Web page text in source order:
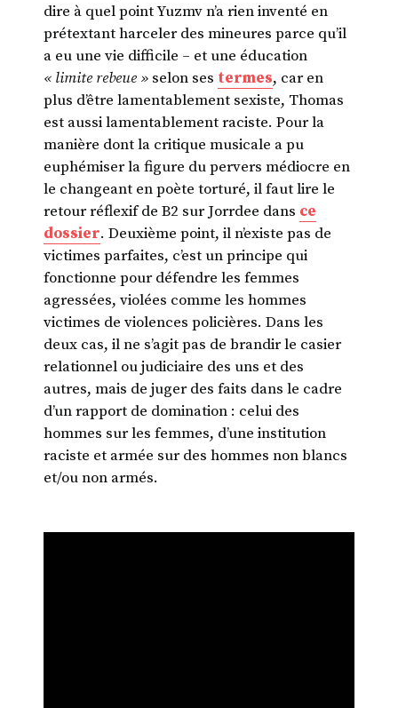
dire à quel point Yuzmv n’a rien inventé en
prétextant harceler des mineures parce qu’il
a eu une vie difficile – et une éducation
« limite rebeue » selon ses termes, car en
plus d’être lamentablement sexiste, Thomas
est aussi lamentablement raciste. Pour la
manière dont la critique musicale a pu
euphémiser la figure du pervers médiocre en
le changeant en poète torturé, il faut lire le
retour réflexif de B2 sur Jorrdee dans ce
dossier. Deuxième point, il n’existe pas de
victimes parfaites, c’est un principe qui
fonctionne pour défendre les femmes
agressées, violées comme les hommes
victimes de violences policières. Dans les
deux cas, il ne s’agit pas de brandir le casier
relationnel ou judiciaire des uns et des
autres, mais de juger des faits dans le cadre
d’un rapport de domination : celui des
hommes sur les femmes, d’une institution
raciste et armée sur des hommes non blancs
et/ou non armés.